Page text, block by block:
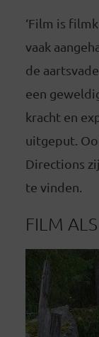
‘Film is
vaak
de
een
kracht en
uitgeput.
Directions
te vinden.
FILM